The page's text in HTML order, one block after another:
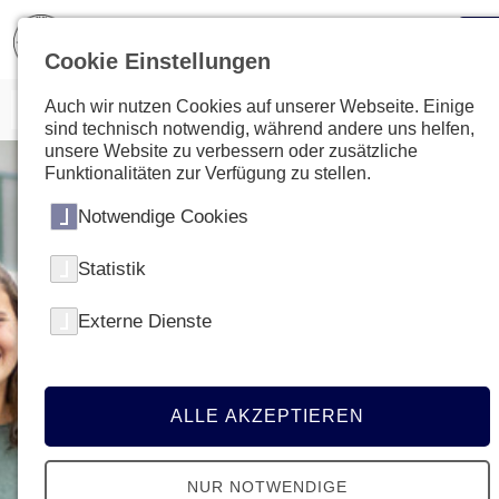
Cookie Einstellungen
Auch wir nutzen Cookies auf unserer Webseite. Einige
sind technisch notwendig, während andere uns helfen,
unsere Website zu verbessern oder zusätzliche
Funktionalitäten zur Verfügung zu stellen.
Notwendige Cookies
Statistik
Externe Dienste
ALLE AKZEPTIEREN
NUR NOTWENDIGE